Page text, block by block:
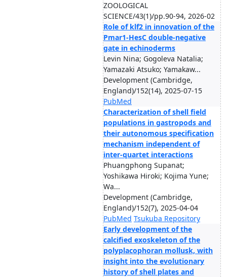
ZOOLOGICAL
SCIENCE/43(1)/pp.90-94, 2026-02
Role of klf2 in innovation of the
Pmar1-HesC double-negative
gate in echinoderms
Levin Nina; Gogoleva Natalia;
Yamazaki Atsuko; Yamakaw...
Development (Cambridge,
England)/152(14), 2025-07-15
PubMed
Characterization of shell field
populations in gastropods and
their autonomous specification
mechanism independent of
inter-quartet interactions
Phuangphong Supanat;
Yoshikawa Hiroki; Kojima Yune;
Wa...
Development (Cambridge,
England)/152(7), 2025-04-04
PubMed Tsukuba Repository
Early development of the
calcified exoskeleton of the
polyplacophoran mollusk, with
insight into the evolutionary
history of shell plates and